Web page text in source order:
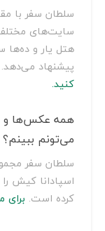
سلطان سفر با
هتل یار و ده‌ها
پیشنهاد می‌دهد.
کنید.
همه عکس‌ها و
می‌تونم ببینم؟
سلطان سفر
اسپادانا کیش
کرده است.